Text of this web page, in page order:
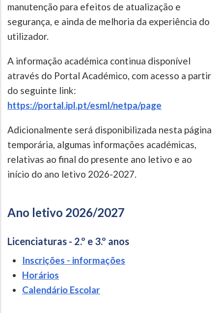
manutenção para efeitos de atualização e
segurança, e ainda de melhoria da experiência do
utilizador.
A informação académica continua disponível
através do Portal Académico, com acesso a partir
do seguinte link:
https://portal.ipl.pt/esml/netpa/page
Adicionalmente será disponibilizada nesta página
temporária, algumas informações académicas,
relativas ao final do presente ano letivo e ao
início do ano letivo 2026-2027.
Ano letivo 2026/2027
Licenciaturas - 2.º e 3.º anos
Inscrições - informações
Horários
Calendário Escolar